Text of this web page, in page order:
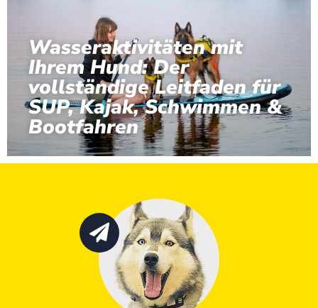
Wasseraktivitäten mit
Ihrem Hund: Der
vollständige Leitfaden für
SUP, Kajak, Schwimmen &
Bootfahren